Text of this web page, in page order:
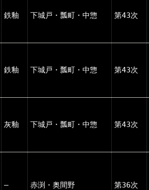
鉄釉 下城戸・瓢町・中惣 第43次
鉄釉 下城戸・瓢町・中惣 第43次
灰釉 下城戸・瓢町・中惣 第43次
― 赤渕・奥間野 第36次